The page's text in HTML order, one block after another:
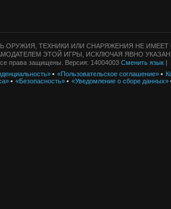
ОРУЖИЯ, ТЕХНИКИ ИЛИ СНАРЯЖЕНИЯ НЕ
ЭТОЙ ИГРЫ, ИСКЛЮЧАЯ ЯВНО
права защищены. Версия: 14004003 Сменить язык |
«Пользовательское соглашение»
«Безопасность» «Уведомление о сборе данных»